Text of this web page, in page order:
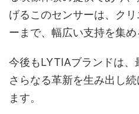
げるこのセンサーは、ク
ーまで、幅広い支持を集め
今後もLYTIAブランドは、
さらなる革新を生み出し
ます。